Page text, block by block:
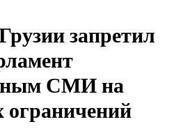
запретил
СМИ на
ограничений